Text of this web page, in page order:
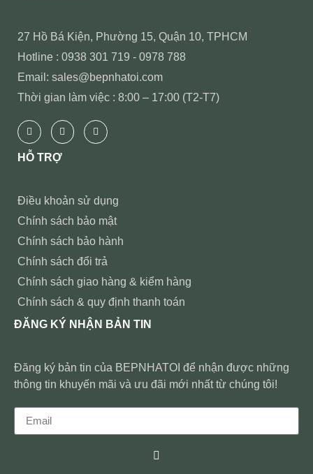
27 Hồ Bá Kiện, Phường 15, Quận 10, TPHCM
Hotline : 0938 301 719 - 0978 788
Email: sales@bepnhatoi.com
Thời gian làm việc : 8:00 – 17:00 (T2-T7)
HỖ TRỢ
Điều khoản sử dụng
Chính sách bảo mật
Chính sách bảo hành
Chính sách đổi trả
Chính sách giao hàng & kiểm hàng
Chính sách & quy định thanh toán
ĐĂNG KÝ NHẬN BẢN TIN
Đăng ký bản tin của BEPNHATOI để nhận được những
thông tin khuyến mãi và ưu đãi mới nhất từ chúng tôi!